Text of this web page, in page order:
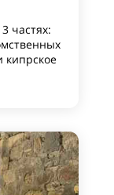
частях:
кипрское